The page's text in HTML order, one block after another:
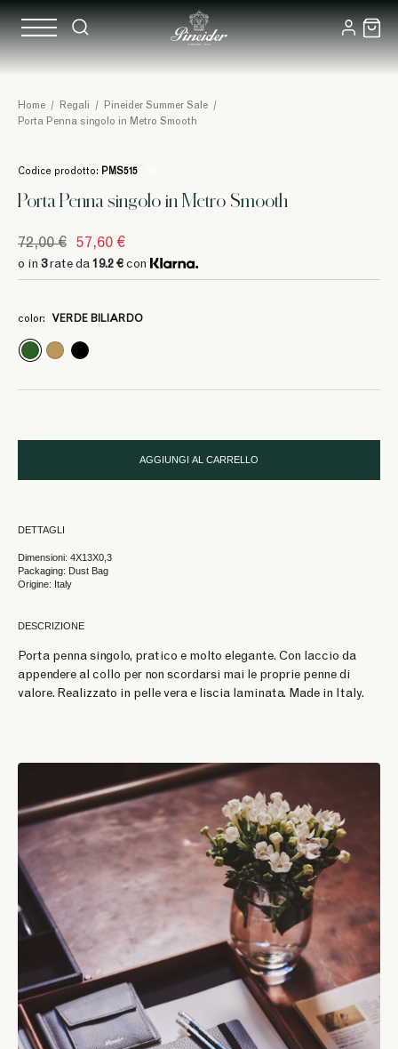
Home / Regali / Pineider Summer Sale /
Porta Penna singolo in Metro Smooth
Codice prodotto: PMS515
Porta Penna singolo in Metro Smooth
3 19.2 €
3 19.2 €
3 19.2 €
72,00 € 57,60 €
o in 3rate da 19.2 € con
color: VERDE BILIARDO
AGGIUNGI AL CARRELLO
DETTAGLI
Dimensioni: 4X13X0,3
Packaging: Dust Bag
Origine: Italy
DESCRIZIONE
Porta penna singolo, pratico e molto elegante. Con laccio da
appendere al collo per non scordarsi mai le proprie penne di
valore. Realizzato in pelle vera e liscia laminata. Made in Italy.